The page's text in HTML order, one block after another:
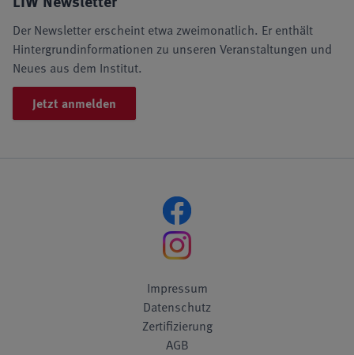
Der Newsletter erscheint etwa zweimonatlich. Er enthält
Hintergrundinformationen zu unseren Veranstaltungen und
Neues aus dem Institut.
Jetzt anmelden
Impressum
Datenschutz
Zertifizierung
AGB